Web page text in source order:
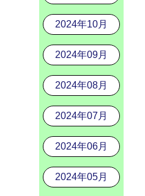
2024年10月
2024年09月
2024年08月
2024年07月
2024年06月
2024年05月